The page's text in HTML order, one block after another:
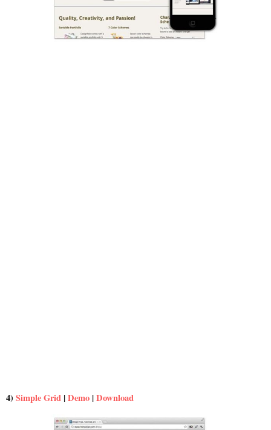
4)Simple Grid |Demo |Download